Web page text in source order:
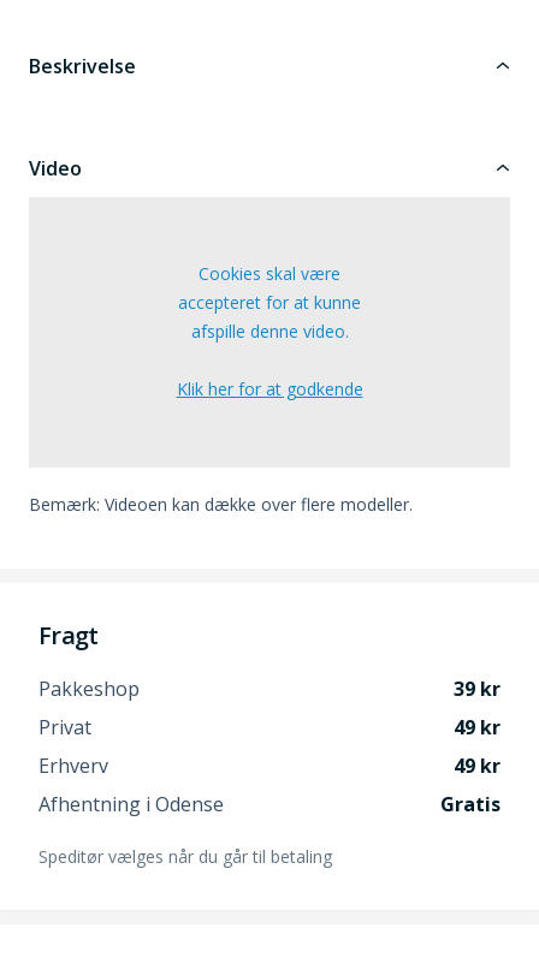
Beskrivelse
Video
Cookies skal være
accepteret for at kunne
afspille denne video.
Klik her for at godkende
Bemærk: Videoen kan dække over flere modeller.
Fragt
Pakkeshop
39
Privat
49
Erhverv
49
Afhentning i Odense
Gratis
Speditør vælges når du går til betaling